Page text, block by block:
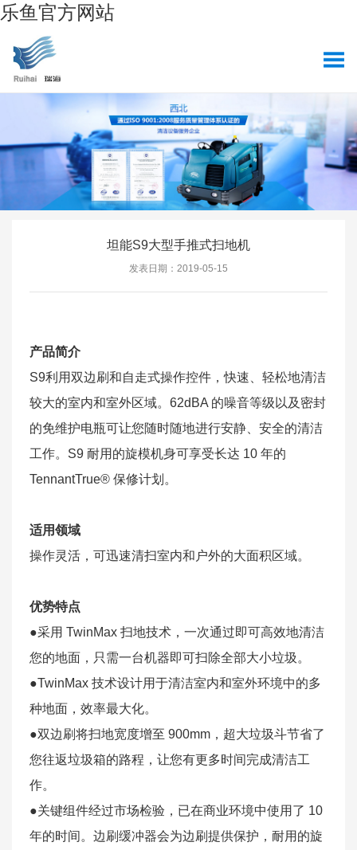
乐鱼官方网站
坦能S9大型手推式扫地机
发表日期：2019-05-15
产品简介
S9利用双边刷和自走式操作控件，快速、轻松地清洁
较大的室内和室外区域。62dBA 的噪音等级以及密封
的免维护电瓶可让您随时随地进行安静、安全的清洁
工作。S9 耐用的旋模机身可享受长达 10 年的
TennantTrue® 保修计划。​​
适用领域
操作灵活，可迅速清扫室内和户外的大面积区域。
优势特点
●采用 TwinMax 扫地技术，一次通过即可高效地清洁
您的地面，只需一台机器即可扫除全部大小垃圾。
●TwinMax 技术设计用于清洁室内和室外环境中的多
种地面，效率最大化。
●双边刷将扫地宽度增至 900mm，超大垃圾斗节省了
您往返垃圾箱的路程，让您有更多时间完成清洁工
作。
●关键组件经过市场检验，已在商业环境中使用了 10
年的时间。边刷缓冲器会为边刷提供保护，耐用的旋